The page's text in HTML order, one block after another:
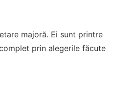
majoră. Ei sunt printre
prin alegerile făcute